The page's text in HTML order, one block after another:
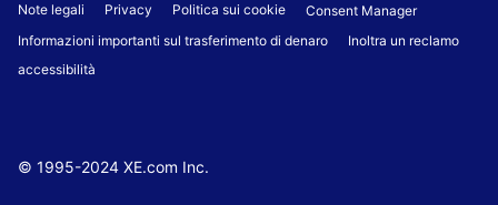
Note legali Privacy Politica sui cookie
Consent Manager
Informazioni importanti sul trasferimento di denaro
Inoltra un reclamo
accessibilità
© 1995-2024 XE.com Inc.